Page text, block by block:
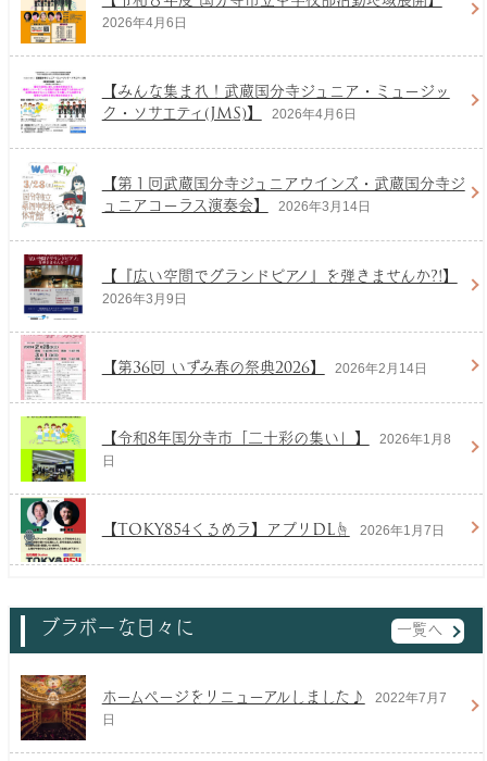
2026年4月6日
【みんな集まれ！武蔵国分寺ジュニア・ミュージッ
ク・ソサエティ(JMS)】
2026年4月6日
【第１回武蔵国分寺ジュニアウインズ・武蔵国分寺ジ
ュニアコーラス演奏会】
2026年3月14日
【『広い空間でグランドピアノ』を弾きませんか?!】
2026年3月9日
【第36回 いずみ春の祭典2026】 2026年2月14日
【令和8年国分寺市「二十彩の集い」】
2026年1月8
日
【TOKY854くるめラ】アプリDL☝ 2026年1月7日
ブラボーな日々に 一覧へ
ホームページをリニューアルしました♪
2022年7月7
日